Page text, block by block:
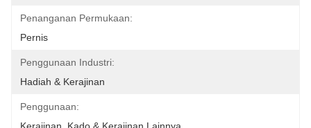
Penanganan Permukaan:
Pernis
Penggunaan Industri:
Hadiah & Kerajinan
Penggunaan: